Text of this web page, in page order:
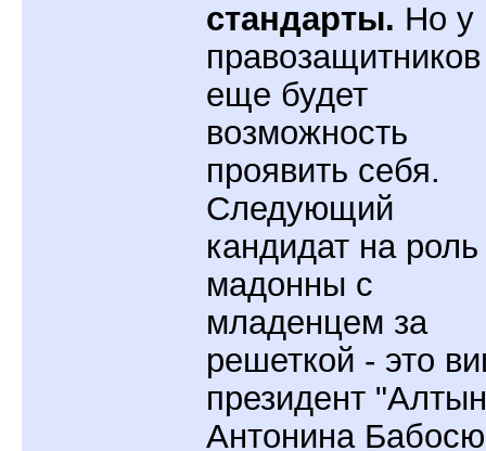
стандарты. Но у
правозащитников
еще будет
возможность
проявить себя.
Следующий
кандидат на роль
мадонны с
младенцем за
решеткой - это
президент
Антонина